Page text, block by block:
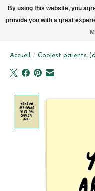
Accueil / Coolest parents
Product
By using this website, you
provide you with a great